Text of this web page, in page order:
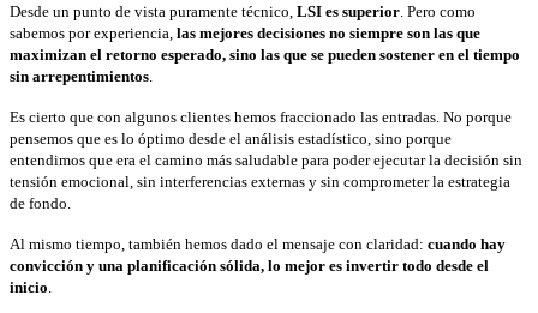
Desde un punto de vista puramente técnico, LSI es superior . Pero como
sabemos por experiencia, las mejores decisiones no siempre son las que
maximizan el retorno esperado, sino las que se pueden sostener en el tiempo
sin arrepentimientos
Es cierto que con algunos clientes hemos fraccionado las entradas. No porque
pensemos que es lo óptimo desde el análisis estadístico, sino porque
entendimos que era el camino más saludable para poder ejecutar la decisión sin
tensión emocional, sin interferencias externas y sin comprometer la estrategia
de fondo.
Al mismo tiempo, también hemos dado el mensaje con claridad: cuando hay
convicción y una planificación sólida, lo mejor es invertir todo desde el
inicio